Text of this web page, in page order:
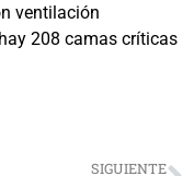
ventilación
208 camas críticas
SIGUIENTE